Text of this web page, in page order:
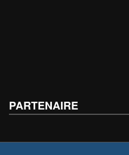
PARTENAIRE